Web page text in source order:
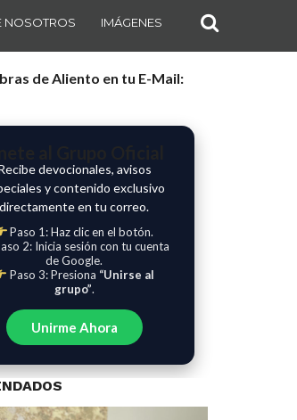
NOSOTROS IMÁGENES
de Aliento en tu E-Mail:
devocionales, avisos
y contenido exclusivo
directamente en tu correo.
Paso 1: Haz clic en el botón.
2: Inicia sesión con tu cuenta
de Google.
Paso 3: Presiona “Unirse al
grupo”.
Unirme Ahora